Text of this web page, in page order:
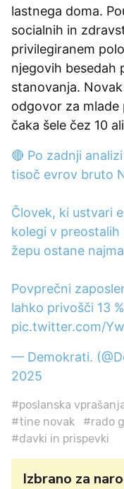
lastnega doma.
socialnih in
privilegiranem
njegovih besedah
stanovanja.
odgovor za
čaka šele čez 10
🔴 Po zadnji
tisoč evrov bruto
Človek, ki ustvari
kolegi v
žepu ostane
Povprečni
lahko privošči 13
pic.twitter.com/
— Demokrati.
2025
#poslanska
#tine novak
#rado
#davki in prispevki
Izbrano za